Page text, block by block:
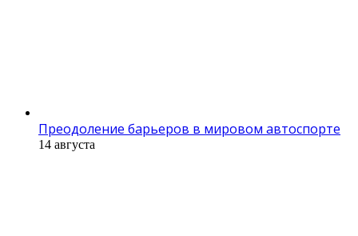
Преодоление барьеров в мировом автоспорте
14 августа